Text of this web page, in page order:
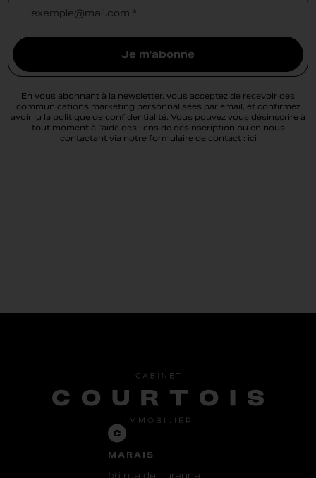
exemple@mail.com *
Je m'abonne
En vous abonnant à la newsletter, vous acceptez de recevoir des
communications marketing personnalisées par email, et confirmez
avoir lu la politique de confidentialité. Vous pouvez vous désinscrire à
tout moment à l’aide des liens de désinscription ou en nous
contactant via notre formulaire de contact : ici
MARAIS
56 rue de Turenne